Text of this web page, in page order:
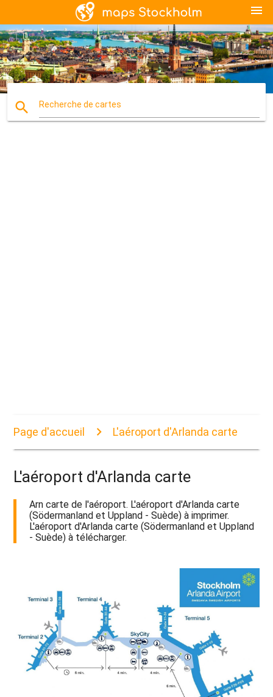
menu
search Recherche de cartes
Page d'accueil L'aéroport d'Arlanda carte
L'aéroport d'Arlanda carte
Arn carte de l'aéroport. L'aéroport d'Arlanda carte
(Södermanland et Uppland - Suède) à imprimer.
L'aéroport d'Arlanda carte (Södermanland et Uppland
- Suède) à télécharger.